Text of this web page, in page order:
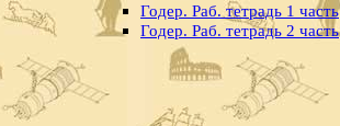
Годер. Раб. тетрадь 1 часть
Годер. Раб. тетрадь 2 часть